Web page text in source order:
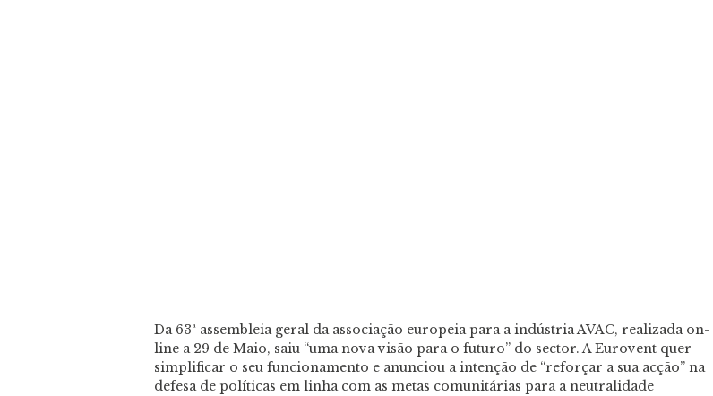
Da 63ª assembleia geral da associação europeia para a indústria AVAC, realizada on-
line a 29 de Maio, saiu “uma nova visão para o futuro” do sector. A Eurovent quer
simplificar o seu funcionamento e anunciou a intenção de “reforçar a sua acção” na
defesa de políticas em linha com as metas comunitárias para a neutralidade